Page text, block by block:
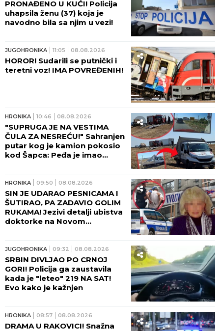
PRONAĐENO U KUĆI! Policija
uhapsila ženu (37) koja je
navodno bila sa njim u vezi!
JUGOHRONIKA 11:05 08.08.2026
HOROR! Sudarili se putnički i
teretni voz! IMA POVREĐENIH!
HRONIKA 10:46 08.08.2026
"SUPRUGA JE NA VESTIMA
ČULA ZA NESREĆU!" Sahranjen
putar kog je kamion pokosio
kod Šapca: Peđa je imao
HRONIKA 09:50 08.08.2026
SIN JE UDARAO PESNICAMA I
ŠUTIRAO, PA ZADAVIO GOLIM
RUKAMA! Jezivi detalji ubistva
doktorke na Novom
PAMTE!
JUGOHRONIKA 09:32 08.08.2026
SRBIN DIVLJAO PO CRNOJ
GORI! Policija ga zaustavila
kada je "leteo" 219 NA SAT!
Evo kako je kažnjen
HRONIKA 08:57 08.08.2026
DRAMA U RAKOVICI! Snažna